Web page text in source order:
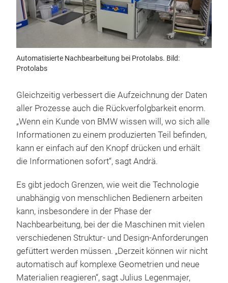
Automatisierte Nachbearbeitung bei Protolabs. Bild:
Protolabs
Gleichzeitig verbessert die Aufzeichnung der Daten
aller Prozesse auch die Rückverfolgbarkeit enorm.
„Wenn ein Kunde von BMW wissen will, wo sich alle
Informationen zu einem produzierten Teil befinden,
kann er einfach auf den Knopf drücken und erhält
die Informationen sofort“, sagt Andrä.
Es gibt jedoch Grenzen, wie weit die Technologie
unabhängig von menschlichen Bedienern arbeiten
kann, insbesondere in der Phase der
Nachbearbeitung, bei der die Maschinen mit vielen
verschiedenen Struktur- und Design-Anforderungen
gefüttert werden müssen. „Derzeit können wir nicht
automatisch auf komplexe Geometrien und neue
Materialien reagieren“, sagt Julius Legenmajer,